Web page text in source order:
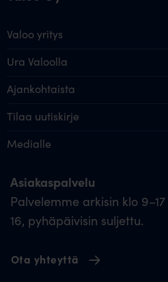
Valoo yritys
Ura Valoolla
Ajankohtaista
Tilaa uutiskirje
Medialle
Asiakaspalvelu
Palvelemme arkisin klo
16, pyhäpäivisin suljettu.
Ota yhteyttä